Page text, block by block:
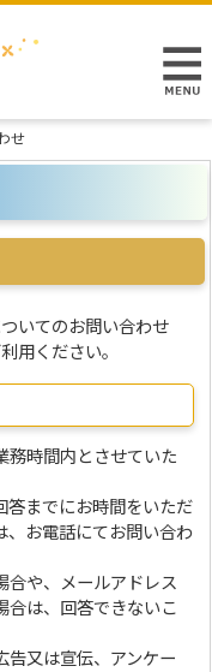
せ
いてのお問い合わせ
用ください。
務時間内とさせていた
答までにお時間をいただ
、お電話にてお問い合わ
合や、メールアドレス
合は、回答できないこ
告又は宣伝、アンケー